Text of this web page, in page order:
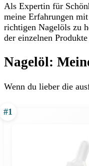
Als Expertin für
meine Erfahrungen
richtigen Nagelöls zu
der einzelnen
Nagelöl:
Wenn du lieber die
#1